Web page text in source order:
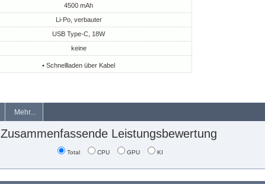
4500 mAh
Li-Po, verbauter
USB Type-C, 18W
keine
• Schnellladen über Kabel
Mehr...
Zusammenfassende Leistungsbewertung
Total CPU GPU KI